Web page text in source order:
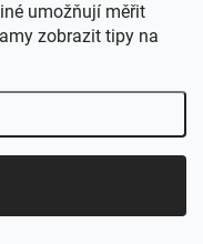
umožňují měřit
zobrazit tipy na